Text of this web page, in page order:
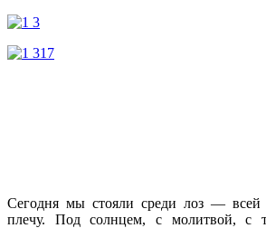
Сегодня мы стояли среди лоз — всей
плечу. Под солнцем, с молитвой, с